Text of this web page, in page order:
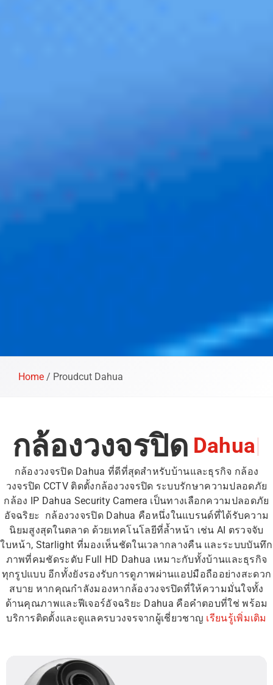
Home / Proudcut Dahua
กล้องวงจรปิด|
กล้องวงจรปิด Dahua ที่ดีที่สุดสำหรับบ้านและธุรกิจ กล้อง
วงจรปิด CCTV ติดตั้งกล้องวงจรปิด ระบบรักษาความปลอดภัย
กล้อง IP Dahua Security Camera เป็นทางเลือกความปลอดภัย
อัจฉริยะ กล้องวงจรปิด Dahua คือหนึ่งในแบรนด์ที่ได้รับความ
นิยมสูงสุดในตลาด ด้วยเทคโนโลยีที่ล้ำหน้า เช่น AI ตรวจจับ
ใบหน้า, Starlight ที่มองเห็นชัดในเวลากลางคืน และระบบบันทึก
ภาพที่คมชัดระดับ Full HD Dahua เหมาะกับทั้งบ้านและธุรกิจ
ทุกรูปแบบ อีกทั้งยังรองรับการดูภาพผ่านแอปมือถืออย่างสะดวก
สบาย หากคุณกำลังมองหากล้องวงจรปิดที่ให้ความมั่นใจทั้ง
ด้านคุณภาพและฟีเจอร์อัจฉริยะ Dahua คือคำตอบที่ใช่ พร้อม
บริการติดตั้งและดูแลครบวงจรจากผู้เชี่ยวชาญ เรียนรู้เพิ่มเติม